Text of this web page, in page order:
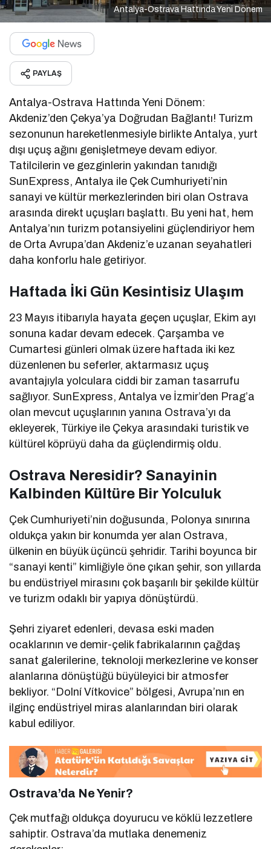
Antalya-Ostrava Hattında Yeni Dönem
PAYLAŞ
Antalya-Ostrava Hattında Yeni Dönem:
Akdeniz’den Çekya’ya Doğrudan Bağlantı! Turizm
sezonunun hareketlenmesiyle birlikte Antalya, yurt
dışı uçuş ağını genişletmeye devam ediyor.
Tatilcilerin ve gezginlerin yakından tanıdığı
SunExpress, Antalya ile Çek Cumhuriyeti’nin
sanayi ve kültür merkezlerinden biri olan Ostrava
arasında direkt uçuşları başlattı. Bu yeni hat, hem
Antalya’nın turizm potansiyelini güçlendiriyor hem
de Orta Avrupa’dan Akdeniz’e uzanan seyahatleri
daha konforlu hale getiriyor.
Haftada İki Gün Kesintisiz Ulaşım
23 Mayıs itibarıyla hayata geçen uçuşlar, Ekim ayı
sonuna kadar devam edecek. Çarşamba ve
Cumartesi günleri olmak üzere haftada iki kez
düzenlenen bu seferler, aktarmasız uçuş
avantajıyla yolculara ciddi bir zaman tasarrufu
sağlıyor. SunExpress, Antalya ve İzmir’den Prag’a
olan mevcut uçuşlarının yanına Ostrava’yı da
ekleyerek, Türkiye ile Çekya arasındaki turistik ve
kültürel köprüyü daha da güçlendirmiş oldu.
Ostrava Neresidir? Sanayinin
Kalbinden Kültüre Bir Yolculuk
Çek Cumhuriyeti’nin doğusunda, Polonya sınırına
oldukça yakın bir konumda yer alan Ostrava,
ülkenin en büyük üçüncü şehridir. Tarihi boyunca bir
“sanayi kenti” kimliğiyle öne çıkan şehir, son yıllarda
bu endüstriyel mirasını çok başarılı bir şekilde kültür
ve turizm odaklı bir yapıya dönüştürdü.
Şehri ziyaret edenleri, devasa eski maden
ocaklarının ve demir-çelik fabrikalarının çağdaş
sanat galerilerine, teknoloji merkezlerine ve konser
alanlarına dönüştüğü büyüleyici bir atmosfer
bekliyor. “Dolní Vítkovice” bölgesi, Avrupa’nın en
ilginç endüstriyel miras alanlarından biri olarak
kabul ediliyor.
Ostrava’da Ne Yenir?
Çek mutfağı oldukça doyurucu ve köklü lezzetlere
sahiptir. Ostrava’da mutlaka denemeniz